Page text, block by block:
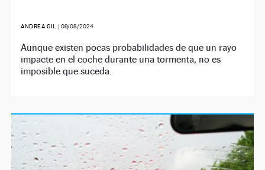
ANDREA GIL | 09/08/2024
Aunque existen pocas probabilidades de que un rayo
impacte en el coche durante una tormenta, no es
imposible que suceda.